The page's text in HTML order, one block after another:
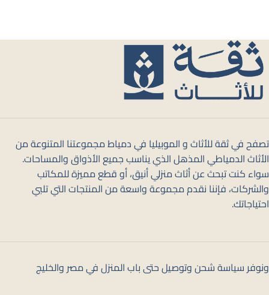
تصفح في ثقة للأثاث و الموبيليا في دمياط مجموعتنا المتنوعة من
الأثاث الدمياطي المذهل الذي يناسب جميع الأذواق والمساحات.
سواء كنت تبحث عن أثاث منزلي أنيق، أو قطع مميزة للمكاتب
والشركات، فإننا نقدم مجموعة واسعة من المنتجات التي تلبي
احتياجاتك.
ونوفر سياسة شحن وتوصيل حتى باب المنزل في مصر والخليج